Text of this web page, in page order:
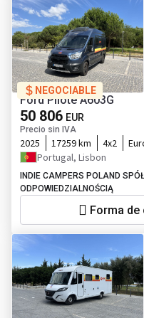
NEGOCIABLE
Ford Pilote A603G
50 806 EUR
Precio sin IVA
2025 17259 km 4x2
Portugal, Lisbon
INDIE CAMPERS POLAND
ODPOWIEDZIALNOŚCIĄ
Forma